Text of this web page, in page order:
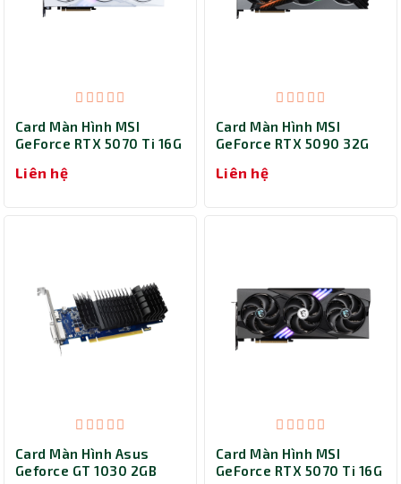
Card Màn Hình MSI
GeForce RTX 5070 Ti 16G
Liên hệ
Card Màn Hình MSI
GeForce RTX 5090 32G
Liên hệ
Card Màn Hình Asus
Geforce GT 1030 2GB
Card Màn Hình MSI
GeForce RTX 5070 Ti 16G